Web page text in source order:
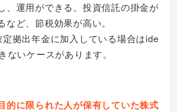
、運用ができる。投資信託の掛金が
ど、節税効果が高い。
拠出年金に加入している場合はide
ないケースがあります。
的に限られた人が保有していた株式